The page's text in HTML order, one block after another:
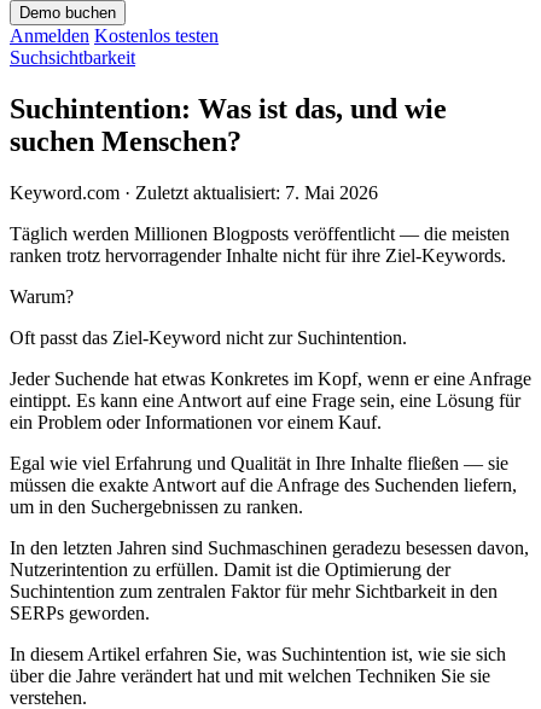
Demo buchen
Anmelden Kostenlos testen
Suchsichtbarkeit
Suchintention: Was ist das, und wie
suchen Menschen?
Keyword.com · Zuletzt aktualisiert: 7. Mai 2026
Täglich werden Millionen Blogposts veröffentlicht — die meisten
ranken trotz hervorragender Inhalte nicht für ihre Ziel-Keywords.
Warum?
Oft passt das Ziel-Keyword nicht zur Suchintention.
Jeder Suchende hat etwas Konkretes im Kopf, wenn er eine Anfrage
eintippt. Es kann eine Antwort auf eine Frage sein, eine Lösung für
ein Problem oder Informationen vor einem Kauf.
Egal wie viel Erfahrung und Qualität in Ihre Inhalte fließen — sie
müssen die exakte Antwort auf die Anfrage des Suchenden liefern,
um in den Suchergebnissen zu ranken.
In den letzten Jahren sind Suchmaschinen geradezu besessen davon,
Nutzerintention zu erfüllen. Damit ist die Optimierung der
Suchintention zum zentralen Faktor für mehr Sichtbarkeit in den
SERPs geworden.
In diesem Artikel erfahren Sie, was Suchintention ist, wie sie sich
über die Jahre verändert hat und mit welchen Techniken Sie sie
verstehen.